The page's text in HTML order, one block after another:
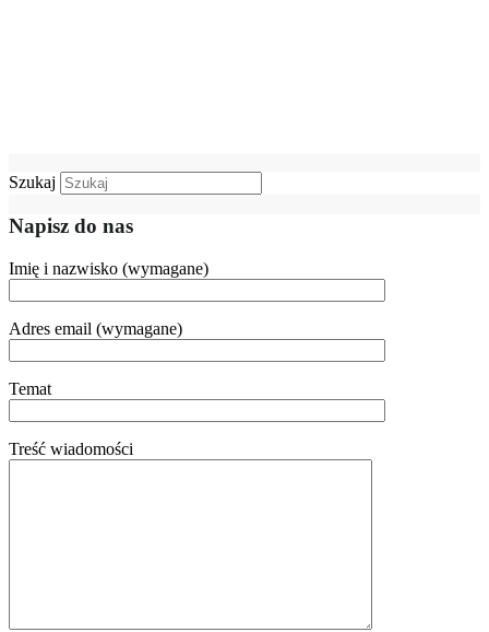
Szukaj
Napisz do nas
Imię i nazwisko (wymagane)
Adres email (wymagane)
Temat
Treść wiadomości